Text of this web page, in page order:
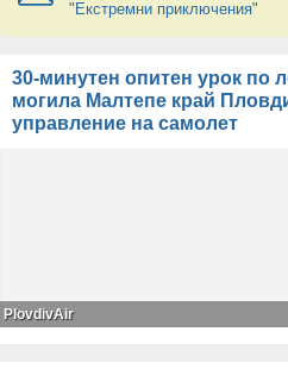
"Екстремни приключения"
30-минутен опитен урок по
могила Малтепе край
управление на самолет
PlovdivAir